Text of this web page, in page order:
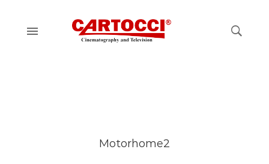
Motorhome2